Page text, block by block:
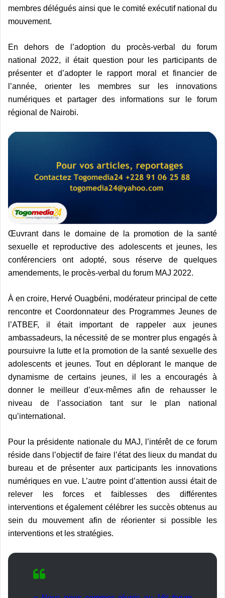
membres délégués ainsi que le comité exécutif national du
mouvement.
En dehors de l’adoption du procès-verbal du forum
national 2022, il était question pour les participants de
présenter et d’adopter le rapport moral et financier de
l’année, orienter les membres sur les innovations
numériques et partager des informations sur le forum
régional de Nairobi.
Œuvrant dans le domaine de la promotion de la santé
sexuelle et reproductive des adolescents et jeunes, les
conférenciers ont adopté, sous réserve de quelques
amendements, le procès-verbal du forum MAJ 2022.
À en croire, Hervé Ouagbéni, modérateur principal de cette
rencontre et Coordonnateur des Programmes Jeunes de
l’ATBEF, il était important de rappeler aux jeunes
ambassadeurs, la nécessité de se montrer plus engagés à
poursuivre la lutte et la promotion de la santé sexuelle des
adolescents et jeunes. Tout en déplorant le manque de
dynamisme de certains jeunes, il les a encouragés à
donner le meilleur d’eux-mêmes afin de rehausser le
niveau de l’association tant sur le plan national
qu’international.
Pour la présidente nationale du MAJ, l’intérêt de ce forum
réside dans l’objectif de faire l’état des lieux du mandat du
bureau et de présenter aux participants les innovations
numériques en vue. L’autre point d’attention aussi était de
relever les forces et faiblesses des différentes
interventions et également célébrer les succès obtenus au
sein du mouvement afin de réorienter si possible les
interventions et les stratégies.